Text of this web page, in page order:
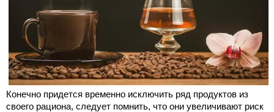
Конечно придется временно исключить ряд продуктов из
своего рациона, следует помнить, что они увеличивают риск